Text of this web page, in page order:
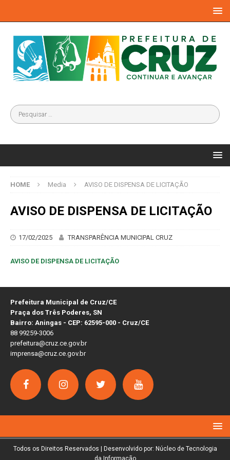
HOME Media AVISO DE DISPENSA DE LICITAÇÃO
AVISO DE DISPENSA DE LICITAÇÃO
17/02/2025 TRANSPARÊNCIA MUNICIPAL CRUZ
AVISO DE DISPENSA DE LICITAÇÃO
Prefeitura Municipal de Cruz/CE
Praça dos Três Poderes, SN
Bairro: Aningas - CEP: 62595-000 - Cruz/CE
88 99259-3006
prefeitura@cruz.ce.gov.br
imprensa@cruz.ce.gov.br
Todos os Direitos Reservados | Desenvolvido por: Núcleo de Tecnologia
da Informação